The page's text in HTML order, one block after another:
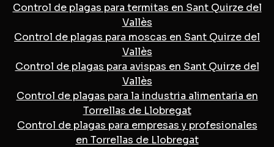
Control de plagas para termitas en Sant Quirze del
Vallès
Control de plagas para moscas en Sant Quirze del
Vallès
Control de plagas para avispas en Sant Quirze del
Vallès
Control de plagas para la industria alimentaria en
Torrellas de Llobregat
Control de plagas para empresas y profesionales
en Torrellas de Llobregat